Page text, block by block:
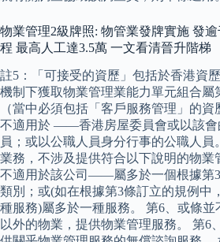
物業管理2級牌照: 物管業發牌實施 發
程 最高人工達3.5萬 一文看清晉升階梯
註5：「可接受的資歷」包括於香港資
機制下獲取物業管理業能力單元組合屬
（當中必須包括「客戶服務管理」的
不適用於 ——香港房屋委員會或以該會
員；或以公職人員身分行事的公職人員
業務，不涉及提供符合以下說明的物業
不適用於該公司——屬多於一個根據第
類別；或(如在根據第3條訂立的規例中
種服務)屬多於一種服務。 第6、或條
以外的物業，提供物業管理服務。 第6